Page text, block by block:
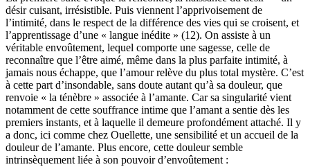
désir cuisant, irrésistible. Puis viennent l’apprivoisement de
l’intimité, dans le respect de la différence des vies qui se croisent, et
l’apprentissage d’une « langue inédite » (12). On assiste à un
véritable envoûtement, lequel comporte une sagesse, celle de
reconnaître que l’être aimé, même dans la plus parfaite intimité, à
jamais nous échappe, que l’amour relève du plus total mystère. C’est
à cette part d’insondable, sans doute autant qu’à sa douleur, que
renvoie « la ténèbre » associée à l’amante. Car sa singularité vient
notamment de cette souffrance intime que l’amant a sentie dès les
premiers instants, et à laquelle il demeure profondément attaché. Il y
a donc, ici comme chez Ouellette, une sensibilité et un accueil de la
douleur de l’amante. Plus encore, cette douleur semble
intrinsèquement liée à son pouvoir d’envoûtement :